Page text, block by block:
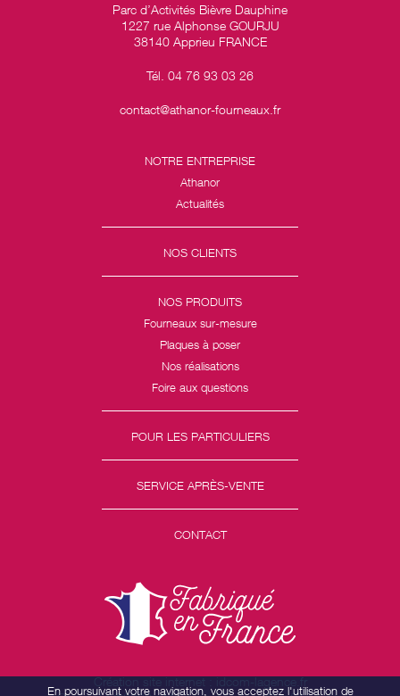
Parc d’Activités Bièvre Dauphine
1227 rue Alphonse GOURJU
38140 Apprieu FRANCE
Tél. 04 76 93 03 26
contact@athanor-fourneaux.fr
NOTRE ENTREPRISE
Athanor
Actualités
NOS CLIENTS
NOS PRODUITS
Fourneaux sur-mesure
Plaques à poser
Nos réalisations
Foire aux questions
POUR LES PARTICULIERS
SERVICE APRÈS-VENTE
CONTACT
Création site internet : idcom-lagence.fr
En poursuivant votre navigation, vous acceptez l'utilisation de